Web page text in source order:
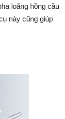
loãng hồng cầu
này cũng giúp